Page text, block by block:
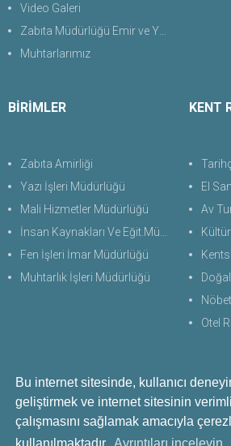
Bu internet sitesinde, kullanıcı
geliştirmek ve internet sitesinin verimli
çalışmasını sağlamak amacıyla
Video Galeri
Zabıta Müdürlüğü Emir ve Yasaklar Uygulama Yönetmeliği 2026
Muhtarlarımız
BİRİMLER
Zabıta Amirliği
Yazı İşleri Müdürlüğü
Mali Hizmetler Müdürlüğü
İnsan Kaynakları Ve Eğit.Müdürlüğü
Fen İşleri İmar Müdürlüğü
Muhtarlık İşleri Müdürlüğü
KENT
El
Av
Otel
Bize Ulaşın
+90 256 711 60